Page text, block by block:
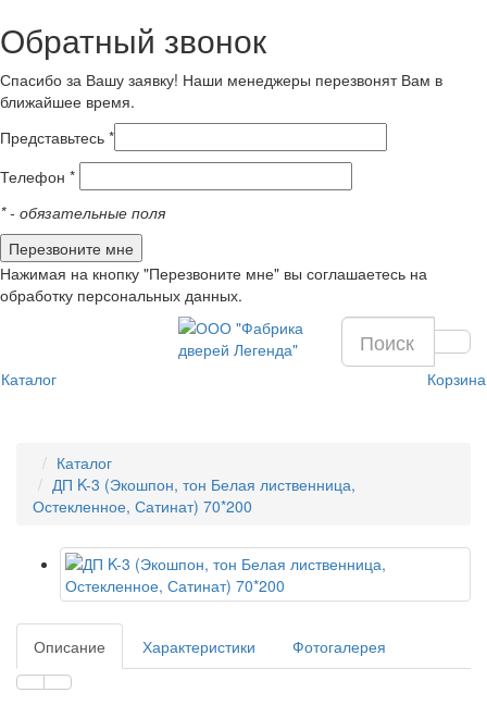
Обратный звонок
Спасибо за Вашу заявку! Наши менеджеры перезвонят Вам в
ближайшее время.
Представьтесь *
Телефон *
*- обязательные поля
Нажимая на кнопку "Перезвоните мне" вы соглашаетесь на
обработку персональных данных.
Каталог Корзина
Каталог
ДП K-3 (Экошпон, тон Белая лиственница,
Остекленное, Сатинат) 70*200
Описание Характеристики Фотогалерея